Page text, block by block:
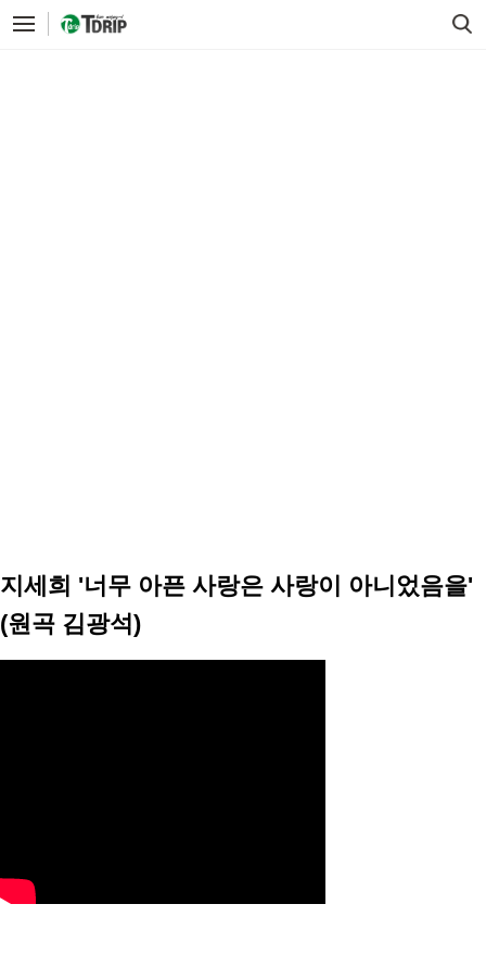
지세희 '너무 아픈 사랑은 사랑이 아니었음을'
(원곡 김광석)